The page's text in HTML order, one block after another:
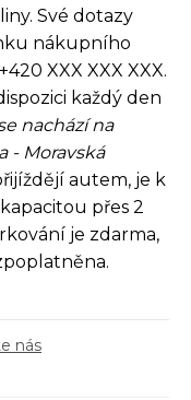
Své dotazy
nákupního
XXX XXX XXX.
každý den
nachází na
- Moravská
autem, je k
přes 2
je zdarma,
nás